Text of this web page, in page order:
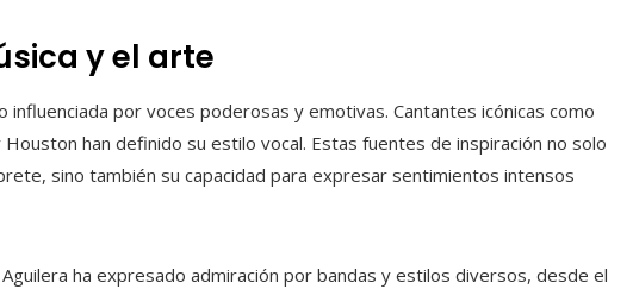
y el arte
influenciada por voces poderosas y emotivas. Cantantes icónicas como
han definido su estilo vocal. Estas fuentes de inspiración no solo
sino también su capacidad para expresar sentimientos intensos
ha expresado admiración por bandas y estilos diversos, desde el